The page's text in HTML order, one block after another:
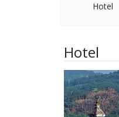
Hotel
Hotel